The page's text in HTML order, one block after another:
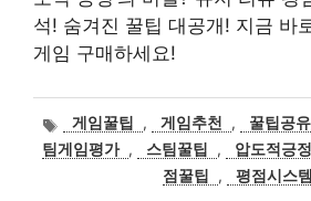
석! 숨겨진 꿀팁 대공개! 지금 바
게임 구매하세요!
태
그
게임꿀팁 , 게임추천 , 꿀팁공유
팀게임평가 , 스팀꿀팁 , 압도적긍정
점꿀팁
, 평점시스템